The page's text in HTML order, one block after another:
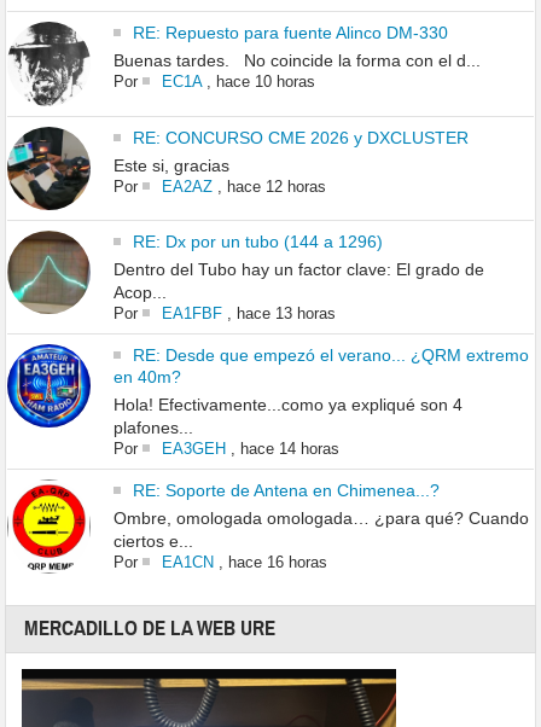
RE: Repuesto para fuente Alinco DM-330
Buenas tardes. No coincide la forma con el d...
Por EC1A, hace 10 horas
RE: CONCURSO CME 2026 y DXCLUSTER
Este si, gracias
Por EA2AZ, hace 12 horas
RE: Dx por un tubo (144 a 1296)
Dentro del Tubo hay un factor clave: El grado de
Acop...
Por EA1FBF, hace 13 horas
RE: Desde que empezó el verano... ¿QRM extremo
en 40m?
Hola! Efectivamente...como ya expliqué son 4
plafones...
Por EA3GEH , hace 14 horas
RE: Soporte de Antena en Chimenea...?
Ombre, omologada omologada… ¿para qué? Cuando
ciertos e...
Por EA1CN , hace 16 horas
MERCADILLO DE LA WEB URE